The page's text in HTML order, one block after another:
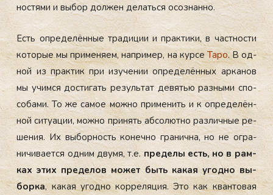
ностя­ми и вы­бор дол­жен де­лать­ся осоз­нанно.
Есть оп­ре­делён­ные тра­диции и прак­ти­ки, в час­тнос­ти
ко­торые мы при­меня­ем, нап­ри­мер, на кур­сеТа­ро. В од­
ной из прак­тик при изу­чении оп­ре­делён­ных ар­ка­нов
мы учим­ся дос­ти­гать ре­зуль­тат де­вятью раз­ны­ми спо­
соба­ми. То же са­мое мож­но при­менить и к оп­ре­делён­
ной си­ту­ации, мож­но при­нять аб­со­лют­но раз­личные ре­
шения. Их вы­бор­ность ко­неч­но гра­нич­на, но не ог­ра­
ничи­ва­ет­ся од­ним дву­мя, т.е.пре­делы есть, но в рам­
ках этих пре­делов мо­жет быть ка­кая угод­но вы­
бор­ка, ка­кая угод­но кор­ре­ляция. Это как кван­то­вая